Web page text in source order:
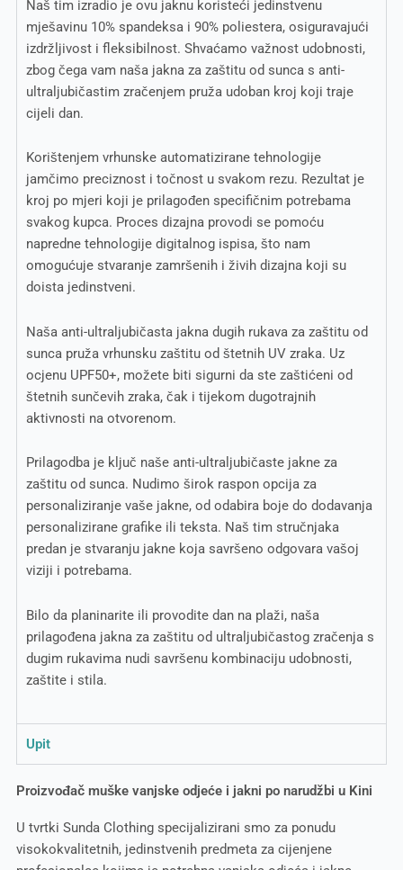
Naš tim izradio je ovu jaknu koristeći jedinstvenu
mješavinu 10% spandeksa i 90% poliestera, osiguravajući
izdržljivost i fleksibilnost. Shvaćamo važnost udobnosti,
zbog čega vam naša jakna za zaštitu od sunca s anti-
ultraljubičastim zračenjem pruža udoban kroj koji traje
cijeli dan.
Korištenjem vrhunske automatizirane tehnologije
jamčimo preciznost i točnost u svakom rezu. Rezultat je
kroj po mjeri koji je prilagođen specifičnim potrebama
svakog kupca. Proces dizajna provodi se pomoću
napredne tehnologije digitalnog ispisa, što nam
omogućuje stvaranje zamršenih i živih dizajna koji su
doista jedinstveni.
Naša anti-ultraljubičasta jakna dugih rukava za zaštitu od
sunca pruža vrhunsku zaštitu od štetnih UV zraka. Uz
ocjenu UPF50+, možete biti sigurni da ste zaštićeni od
štetnih sunčevih zraka, čak i tijekom dugotrajnih
aktivnosti na otvorenom.
Prilagodba je ključ naše anti-ultraljubičaste jakne za
zaštitu od sunca. Nudimo širok raspon opcija za
personaliziranje vaše jakne, od odabira boje do dodavanja
personalizirane grafike ili teksta. Naš tim stručnjaka
predan je stvaranju jakne koja savršeno odgovara vašoj
viziji i potrebama.
Bilo da planinarite ili provodite dan na plaži, naša
prilagođena jakna za zaštitu od ultraljubičastog zračenja s
dugim rukavima nudi savršenu kombinaciju udobnosti,
zaštite i stila.
Upit
Proizvođač muške vanjske odjeće i jakni po narudžbi u Kini
U tvrtki Sunda Clothing specijalizirani smo za ponudu
visokokvalitetnih, jedinstvenih predmeta za cijenjene